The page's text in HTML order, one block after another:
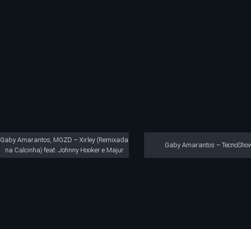
Gaby Amarantos, MGZD – Xirley (Remixada
na Calcinha) feat. Johnny Hooker e Majur
Gaby Amarantos –